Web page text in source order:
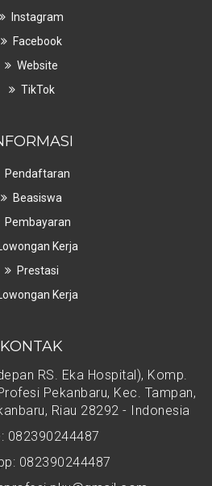
Instagram
Facebook
Website
TikTok
Pendaftaran
Beasiswa
Pembayaran
Lowongan Kerja
Prestasi
Lowongan Kerja
KONTAK
RS. Eka Hospital), Komp.
Pekanbaru, Kec. Tampan,
Riau 28292 - Indonesia
082390244487
082390244487